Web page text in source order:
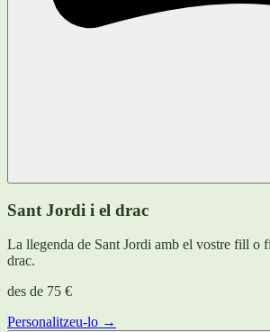
Sant Jordi i el drac
La llegenda de Sant Jordi amb el vostre fill o
drac.
des de 75 €
Personalitzeu-lo →